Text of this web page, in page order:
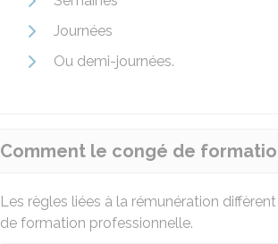
Journées
Ou demi-journées.
Comment le congé de
Les règles liées à la rémunération
de formation professionnelle.